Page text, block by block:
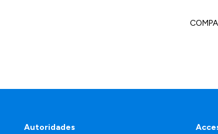
Autoridades